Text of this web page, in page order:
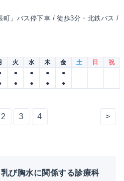
町」バス停下車 / 徒歩3分・北鉄バス /
火 水 木 金 土 日
祝
● ● ●
●
● ● ● ●
2 3 4 >
び胸水に関係する診療科